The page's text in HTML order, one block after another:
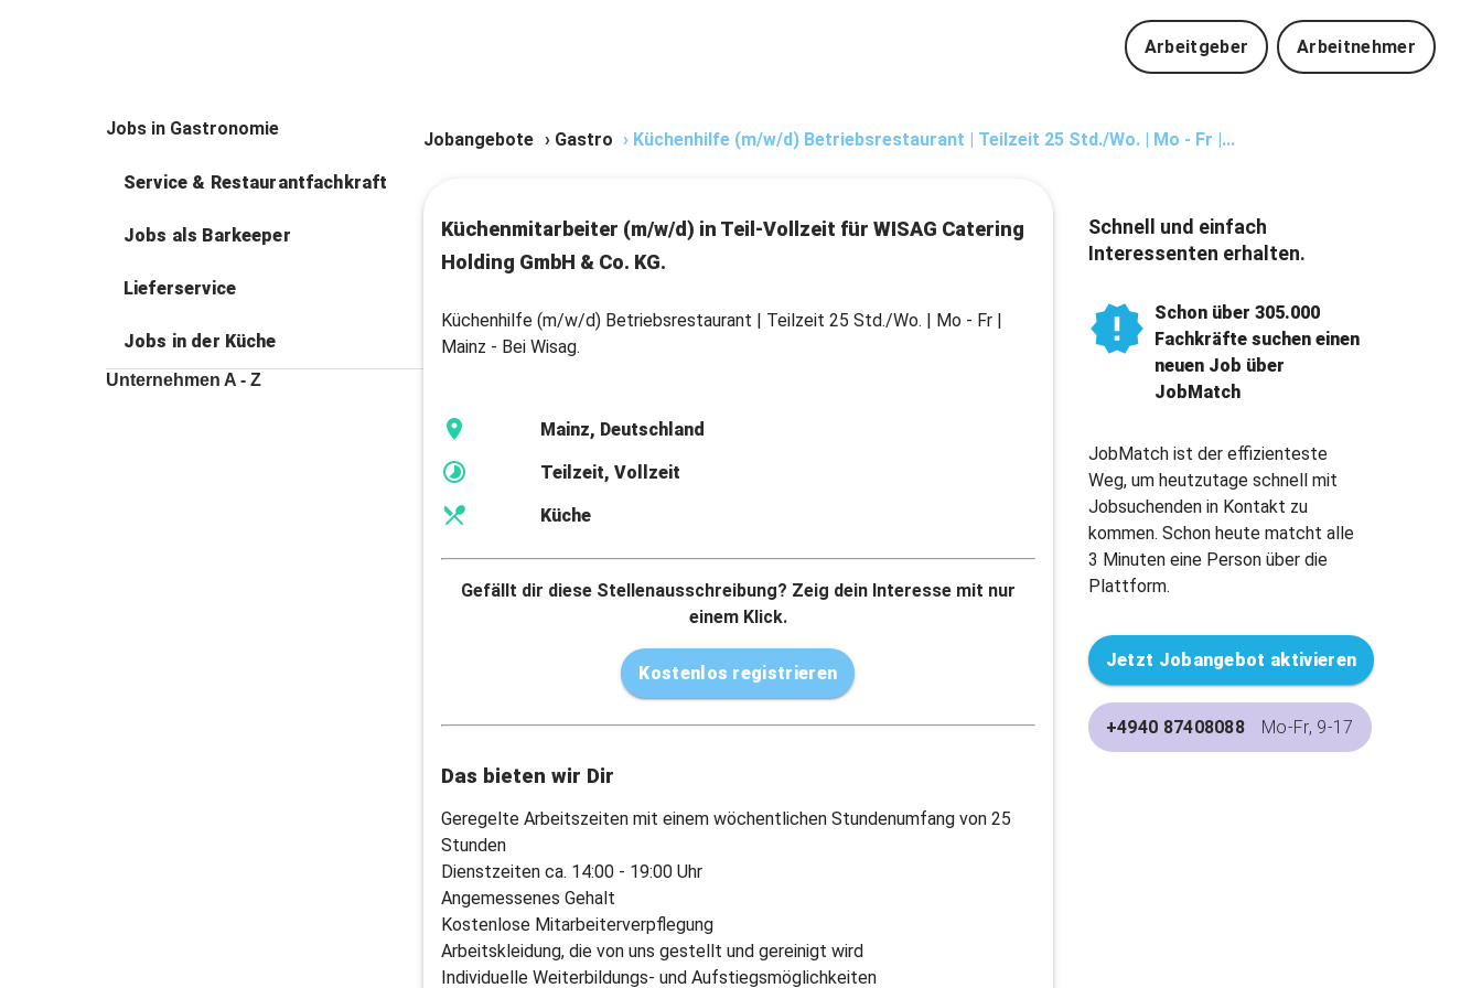
Arbeitgeber Arbeitnehmer
Jobs in Gastronomie
Service & Restaurantfachkraft
Jobs als Barkeeper
Lieferservice
Jobs in der Küche
Unternehmen A - Z
Jobangebote › Gastro › Küchenhilfe (m/w/d) Betriebsrestaurant | Teilzeit 25 Std./Wo. | Mo - Fr |...
Küchenmitarbeiter (m/w/d) in Teil-Vollzeit für WISAG Catering
Holding GmbH & Co. KG.
Küchenhilfe (m/w/d) Betriebsrestaurant | Teilzeit 25 Std./Wo. | Mo - Fr |
Mainz - Bei Wisag.
Mainz, Deutschland
Teilzeit, Vollzeit
Küche
Gefällt dir diese Stellenausschreibung? Zeig dein Interesse mit nur
einem Klick.
Kostenlos registrieren
Das bieten wir Dir
Geregelte Arbeitszeiten mit einem wöchentlichen Stundenumfang von 25
Stunden
Dienstzeiten ca. 14:00 - 19:00 Uhr
Angemessenes Gehalt
Kostenlose Mitarbeiterverpflegung
Arbeitskleidung, die von uns gestellt und gereinigt wird
Individuelle Weiterbildungs- und Aufstiegsmöglichkeiten
Schnell und einfach
Interessenten erhalten.
Schon über 305.000
Fachkräfte suchen einen
neuen Job über
JobMatch
JobMatch ist der effizienteste
Weg, um heutzutage schnell mit
Jobsuchenden in Kontakt zu
kommen. Schon heute matcht alle
3 Minuten eine Person über die
Plattform.
Jetzt Jobangebot aktivieren
+4940 87408088 Mo-Fr, 9-17